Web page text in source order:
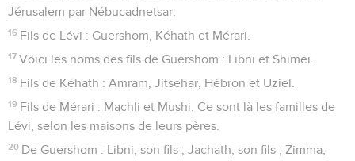
Jérusalem par Nébucadnetsar.
16 Fils de Lévi : Guershom, Kéhath et Mérari.
17 Voici les noms des fils de Guershom : Libni et Shimeï.
18 Fils de Kéhath : Amram, Jitsehar, Hébron et Uziel.
19 Fils de Mérari : Machli et Mushi. Ce sont là les familles de
Lévi, selon les maisons de leurs pères.
20 De Guershom : Libni, son fils ; Jachath, son fils ; Zimma,